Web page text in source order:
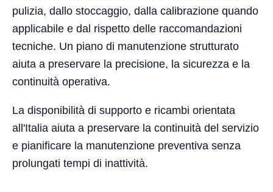
pulizia, dallo stoccaggio, dalla calibrazione quando
applicabile e dal rispetto delle raccomandazioni
tecniche. Un piano di manutenzione strutturato
aiuta a preservare la precisione, la sicurezza e la
continuità operativa.
La disponibilità di supporto e ricambi orientata
all'Italia aiuta a preservare la continuità del servizio
e pianificare la manutenzione preventiva senza
prolungati tempi di inattività.